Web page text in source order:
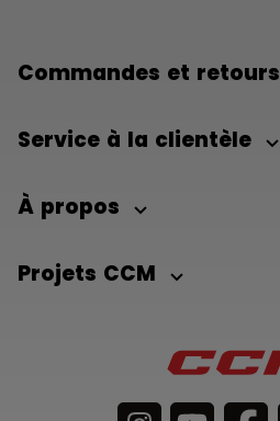
Commandes et retours
Service à la clientèle
À propos
Projets CCM